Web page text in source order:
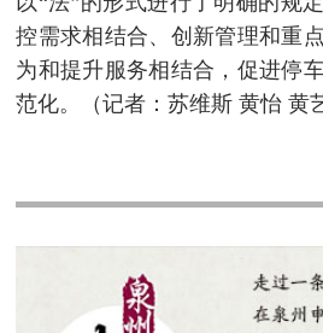
控需求相结合、创新管理和重
为和提升服务相结合，促进停
范化。（记者：苏维斯 黄怡 黄